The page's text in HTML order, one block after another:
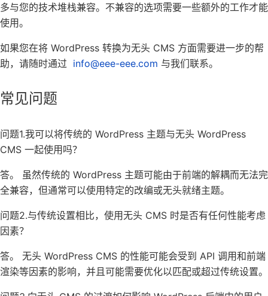
多与您的技术堆栈兼容。不兼容的选项需要一些额外的工作才能
使用。
如果您在将 WordPress 转换为无头 CMS 方面需要进一步的帮
助，请随时通过 info@eee-eee.com 与我们联系。
常见问题
问题1.我可以将传统的 WordPress 主题与无头 WordPress
CMS 一起使用吗？
答。
虽然传统的 WordPress 主题可能由于前端的解耦而无法完
全兼容，但通常可以使用特定的改编或无头就绪主题。
问题2.与传统设置相比，使用无头 CMS 时是否有任何性能考虑
因素？
答。
无头 WordPress CMS 的性能可能会受到 API 调用和前端
渲染等因素的影响，并且可能需要优化以匹配或超过传统设置。